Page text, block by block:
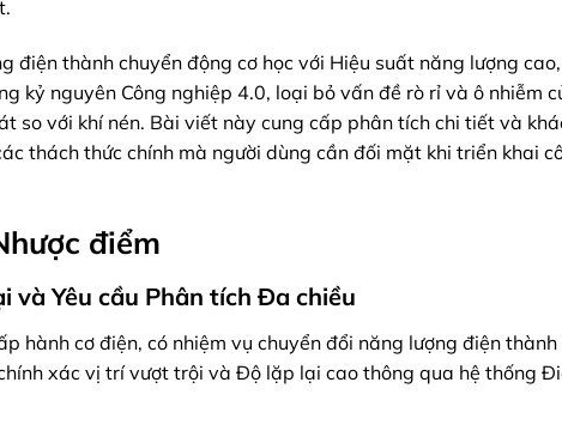
điện thành chuyển động cơ học với Hiệu suất năng lượng
kỷ nguyên Công nghiệp 4.0, loại bỏ vấn đề rò rỉ và ô nhiễm
so với khí nén. Bài viết này cung cấp phân tích chi tiết và
thách thức chính mà người dùng cần đối mặt khi triển khai
điểm
và Yêu cầu Phân tích Đa chiều
hành cơ điện, có nhiệm vụ chuyển đổi năng lượng điện thành
xác vị trí vượt trội và Độ lặp lại cao thông qua hệ thống